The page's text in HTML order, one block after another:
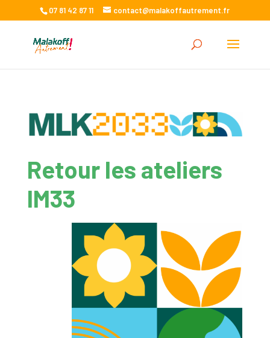
07 81 42 87 11 contact@malakoffautrement.fr
Retour les ateliers
IM33